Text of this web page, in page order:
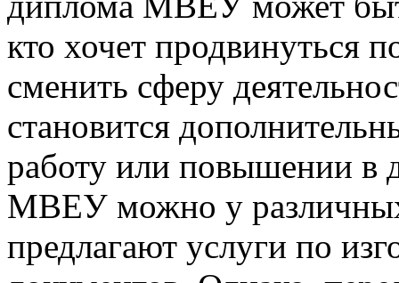
кто хочет продвинуться
сменить сферу
становится
работу или повышении в
МВЕУ можно у
предлагают услуги по